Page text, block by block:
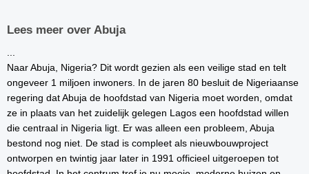
Lees meer over Abuja
...
Naar Abuja, Nigeria? Dit wordt gezien als een veilige stad en telt
ongeveer 1 miljoen inwoners. In de jaren 80 besluit de Nigeriaanse
regering dat Abuja de hoofdstad van Nigeria moet worden, omdat
ze in plaats van het zuidelijk gelegen Lagos een hoofdstad willen
die centraal in Nigeria ligt. Er was alleen een probleem, Abuja
bestond nog niet. De stad is compleet als nieuwbouwproject
ontworpen en twintig jaar later in 1991 officieel uitgeroepen tot